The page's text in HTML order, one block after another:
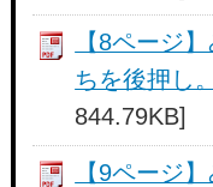
【8ページ
ちを後押し
844.79KB]
【9ページ